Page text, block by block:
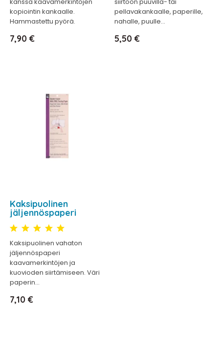
kopiointin kankaalle.
Hammastettu pyörä.
Hinta
7,90 €
pellavakankaalle, paperille,
nahalle, puulle...
Hinta
5,50 €
Kaksipuolinen
jäljennöspaperi
Kaksipuolinen vahaton
jäljennöspaperi
kaavamerkintöjen ja
kuovioden siirtämiseen. Väri
paperin...
Hinta
7,10 €